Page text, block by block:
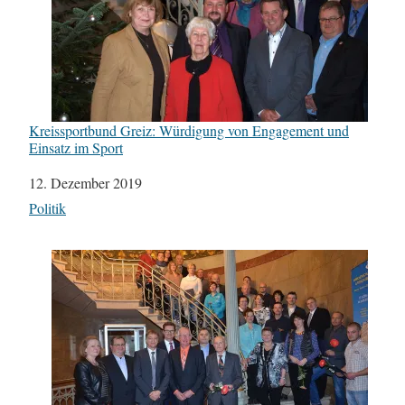
Kreissportbund Greiz: Würdigung von Engagement und
Einsatz im Sport
Datum
12. Dezember 2019
In Bezug auf
Politik